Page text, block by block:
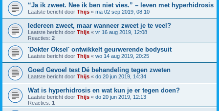
“Ja ik zweet. Nee ik ben niet vies.” – leven met hyperhidrosis
Laatste bericht door Thijs « ma 02 sep 2019, 08:10
Iedereen zweet, maar wanneer zweet je te veel?
Laatste bericht door Thijs « vr 16 aug 2019, 12:08
Reacties: 2
'Dokter Oksel' ontwikkelt geurwerende bodysuit
Laatste bericht door Thijs « wo 14 aug 2019, 20:25
Goed Gevoel test Dé behandeling tegen zweten
Laatste bericht door Thijs « do 20 jun 2019, 14:34
Wat is hyperhidrosis en wat kun je er tegen doen?
Laatste bericht door Thijs « do 20 jun 2019, 12:13
Reacties: 1